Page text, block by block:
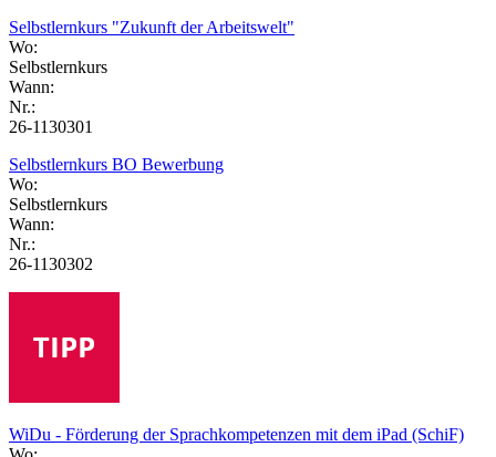
Selbstlernkurs "Zukunft der Arbeitswelt"
Wo:
Selbstlernkurs
Wann:
Nr.:
26-1130301
Selbstlernkurs BO Bewerbung
Wo:
Selbstlernkurs
Wann:
Nr.:
26-1130302
WiDu - Förderung der Sprachkompetenzen mit dem iPad (SchiF)